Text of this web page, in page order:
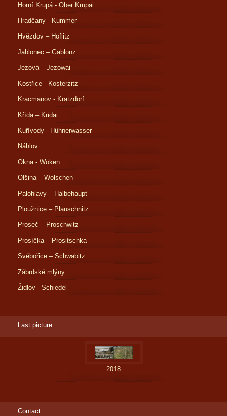
Horní Krupá - Ober Krupai
Hradčany - Kummer
Hvězdov – Höflitz
Jablonec – Gablonz
Jezová – Jezowai
Kostřice - Kosterzitz
Kracmanov - Kratzdorf
Křída – Kridai
Kuřívody - Hühnerwasser
Náhlov
Okna - Woken
Olšina – Wolschen
Palohlavy – Halbehaupt
Ploužnice – Plauschnitz
Proseč – Proschwitz
Prosíčka – Prositschka
Svébořice – Schwabitz
Zábrdské mlýny
Židlov - Schiedel
Last picture
2018
Contact